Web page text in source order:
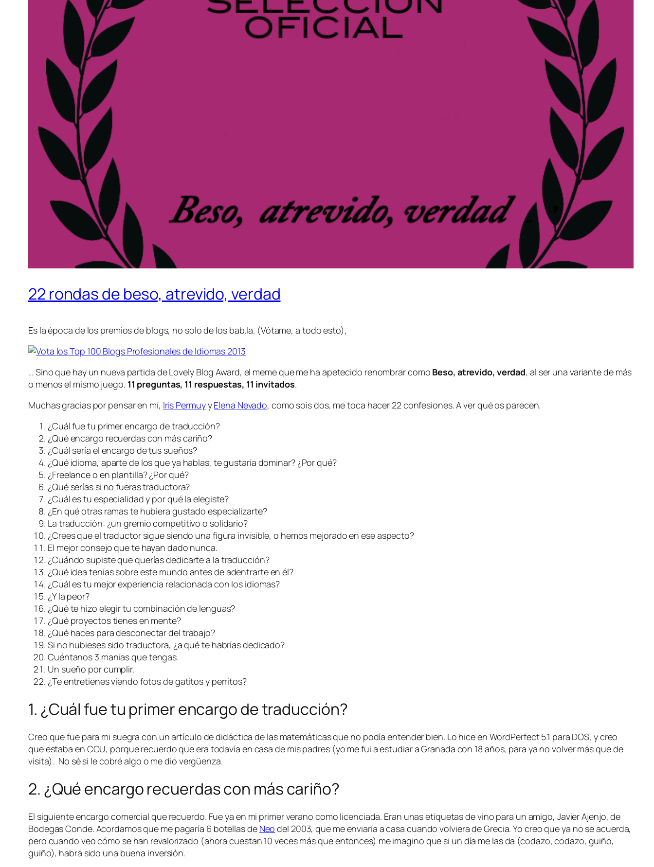
22 rondas de beso, atrevido, verdad
Es la época de los premios de blogs, no solo de los bab.la. (Vótame, a todo esto),
… Sino que hay un nueva partida de Lovely Blog Award, el meme que me ha apetecido renombrar como Beso, atrevido, verdad, al ser una variante de más
o menos el mismo juego. 11 preguntas, 11 respuestas, 11 invitados.
Muchas gracias por pensar en mí, Iris PermuyyElena Nevado, como sois dos, me toca hacer 22 confesiones. A ver qué os parecen.
¿Cuál fue tu primer encargo de traducción?
¿Qué encargo recuerdas con más cariño?
¿Cuál sería el encargo de tus sueños?
¿Qué idioma, aparte de los que ya hablas, te gustaría dominar? ¿Por qué?
¿Freelanceo en plantilla? ¿Por qué?
¿Qué serías si no fueras traductora?
¿Cuál es tu especialidad y por qué la elegiste?
¿En qué otras ramas te hubiera gustado especializarte?
La traducción: ¿un gremio competitivo o solidario?
¿Crees que el traductor sigue siendo una figura invisible, o hemos mejorado en ese aspecto?
El mejor consejo que te hayan dado nunca.
¿Cuándo supiste que querías dedicarte a la traducción?
¿Qué idea tenías sobre este mundo antes de adentrarte en él?
¿Cuál es tu mejor experiencia relacionada con los idiomas?
¿Y la peor?
¿Qué te hizo elegir tu combinación de lenguas?
¿Qué proyectos tienes en mente?
¿Qué haces para desconectar del trabajo?
Si no hubieses sido traductora, ¿a qué te habrías dedicado?
Cuéntanos 3 maníasque tengas.
Un sueño por cumplir.
¿Te entretienes viendo fotos de gatitos y perritos?
1. ¿Cuál fue tu primer encargo de traducción?
Creo que fue para mi suegra con un artículo de didáctica de las matemáticas que no podía entender bien. Lo hice en WordPerfect 5.1 para DOS, y creo
que estaba en COU, porque recuerdo que era todavía en casa de mis padres (yo me fui a estudiar a Granada con 18 años, para ya no volver más que de
visita). No sé si le cobré algo o me dio vergüenza.
2. ¿Qué encargo recuerdas con más cariño?
El siguiente encargo comercial que recuerdo. Fue ya en mi primer verano como licenciada. Eran unas etiquetas de vino para un amigo, Javier Ajenjo, de
Bodegas Conde. Acordamos que me pagaría 6 botellas de Neo del 2003, que me enviaría a casa cuando volviera de Grecia. Yo creo que ya no se acuerda,
pero cuando veo cómo se han revalorizado (ahora cuestan 10 veces más que entonces) me imagino que si un día me las da (codazo, codazo, guiño,
guiño), habrá sido una buena inversión.